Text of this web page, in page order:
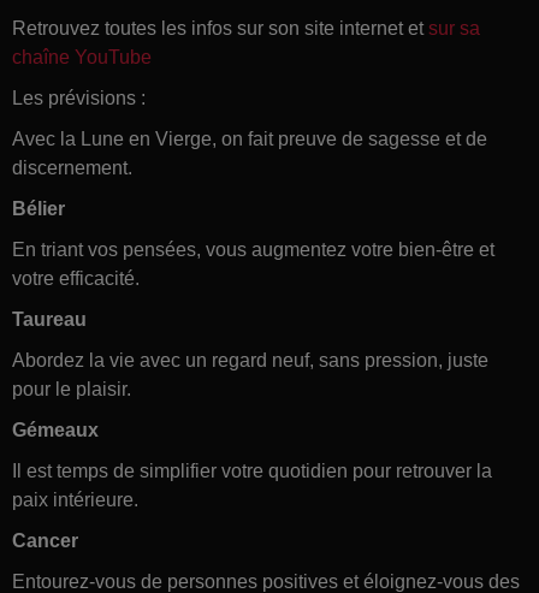
Retrouvez toutes les infos sur son site internet et sur sa
chaîne YouTube
Les prévisions :
Avec la Lune en Vierge, on fait preuve de sagesse et de
discernement.
Bélier
En triant vos pensées, vous augmentez votre bien-être et
votre efficacité.
Taureau
Abordez la vie avec un regard neuf, sans pression, juste
pour le plaisir.
Gémeaux
Il est temps de simplifier votre quotidien pour retrouver la
paix intérieure.
Cancer
Entourez-vous de personnes positives et éloignez-vous des